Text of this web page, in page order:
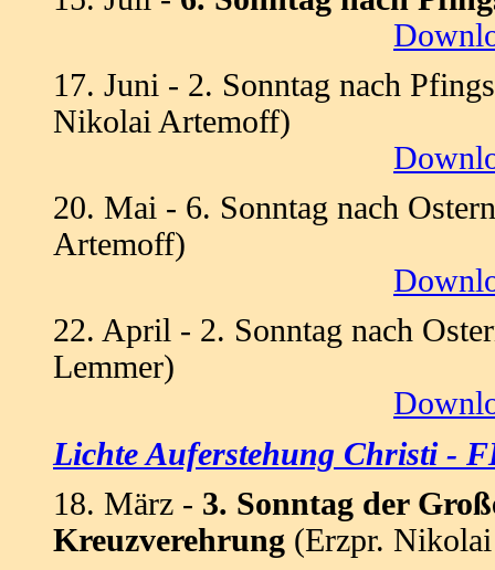
17. Juni - 2. Sonntag nach
Nikolai Artemoff)
20. Mai - 6. Sonntag nach
Artemoff)
22. April - 2. Sonntag nach
Lemmer)
Lichte Auferstehung Christi -
18. März - 3. Sonntag der
Kreuzverehrung (Erzpr.